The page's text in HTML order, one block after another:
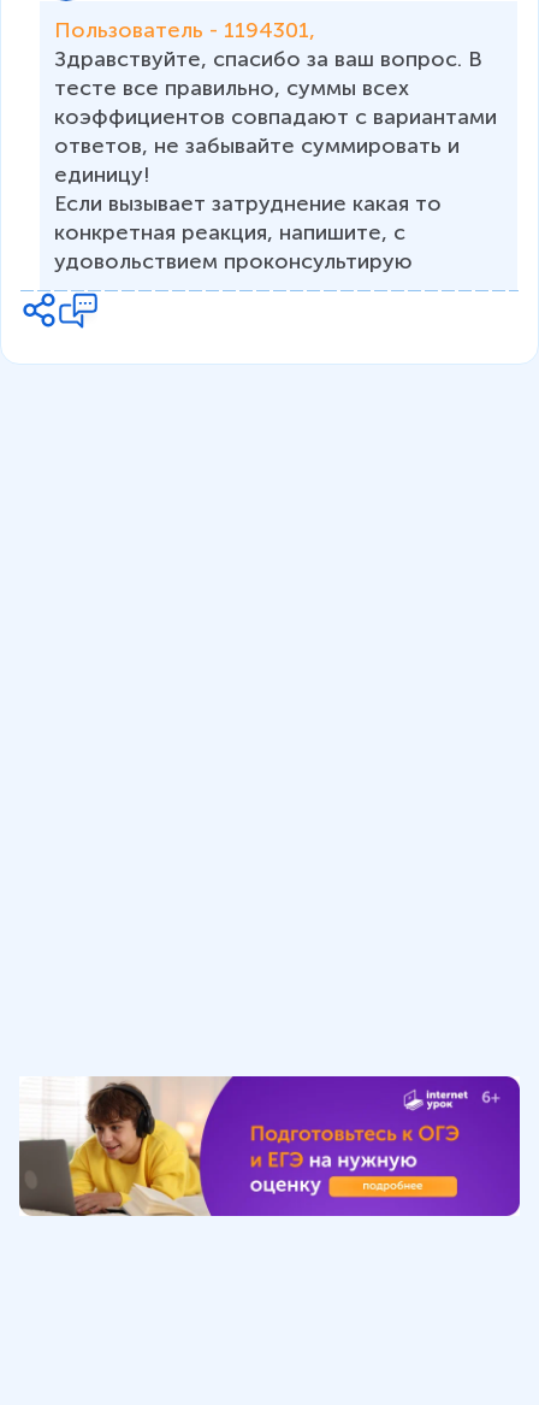
Пользователь - 1194301,
Здравствуйте, спасибо за ваш вопрос. В
тесте все правильно, суммы всех
коэффициентов совпадают с вариантами
ответов, не забывайте суммировать и
единицу!
Если вызывает затруднение какая то
конкретная реакция, напишите, с
удовольствием проконсультирую